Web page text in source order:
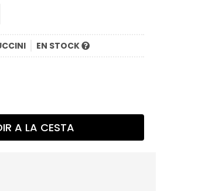
EN STOCK
A LA CESTA